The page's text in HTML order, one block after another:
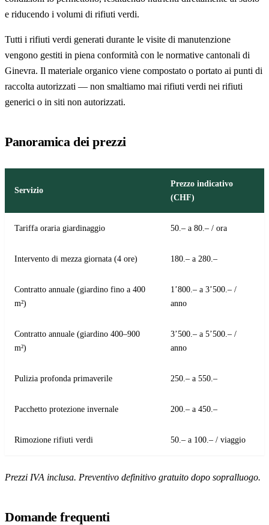
e riducendo i volumi di rifiuti verdi.
Tutti i rifiuti verdi generati durante le visite di manutenzione
vengono gestiti in piena conformità con le normative cantonali di
Ginevra. Il materiale organico viene compostato o portato ai punti di
raccolta autorizzati — non smaltiamo mai rifiuti verdi nei rifiuti
generici o in siti non autorizzati.
Panoramica dei prezzi
Servizio
Prezzo indicativo
(CHF)
Tariffa oraria giardinaggio 50.– a 80.– / ora
Intervento di mezza giornata (4 ore) 180.– a 280.–
Contratto annuale (giardino fino a 400
m²)
1’800.– a 3’500.– /
anno
Contratto annuale (giardino 400–900
m²)
3’500.– a 5’500.– /
anno
Pulizia profonda primaverile 250.– a 550.–
Pacchetto protezione invernale 200.– a 450.–
Rimozione rifiuti verdi 50.– a 100.– / viaggio
Prezzi IVA inclusa. Preventivo definitivo gratuito dopo sopralluogo.
Domande frequenti